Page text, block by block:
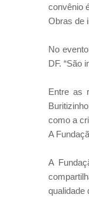
convênio
Obras de
No
DF. “São
Entre as
como a
A
A
qualidade